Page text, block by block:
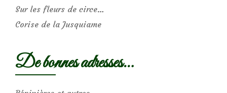
Sur les fleurs de circe…
Corise de la Jusquiame
De bonnes adresses…